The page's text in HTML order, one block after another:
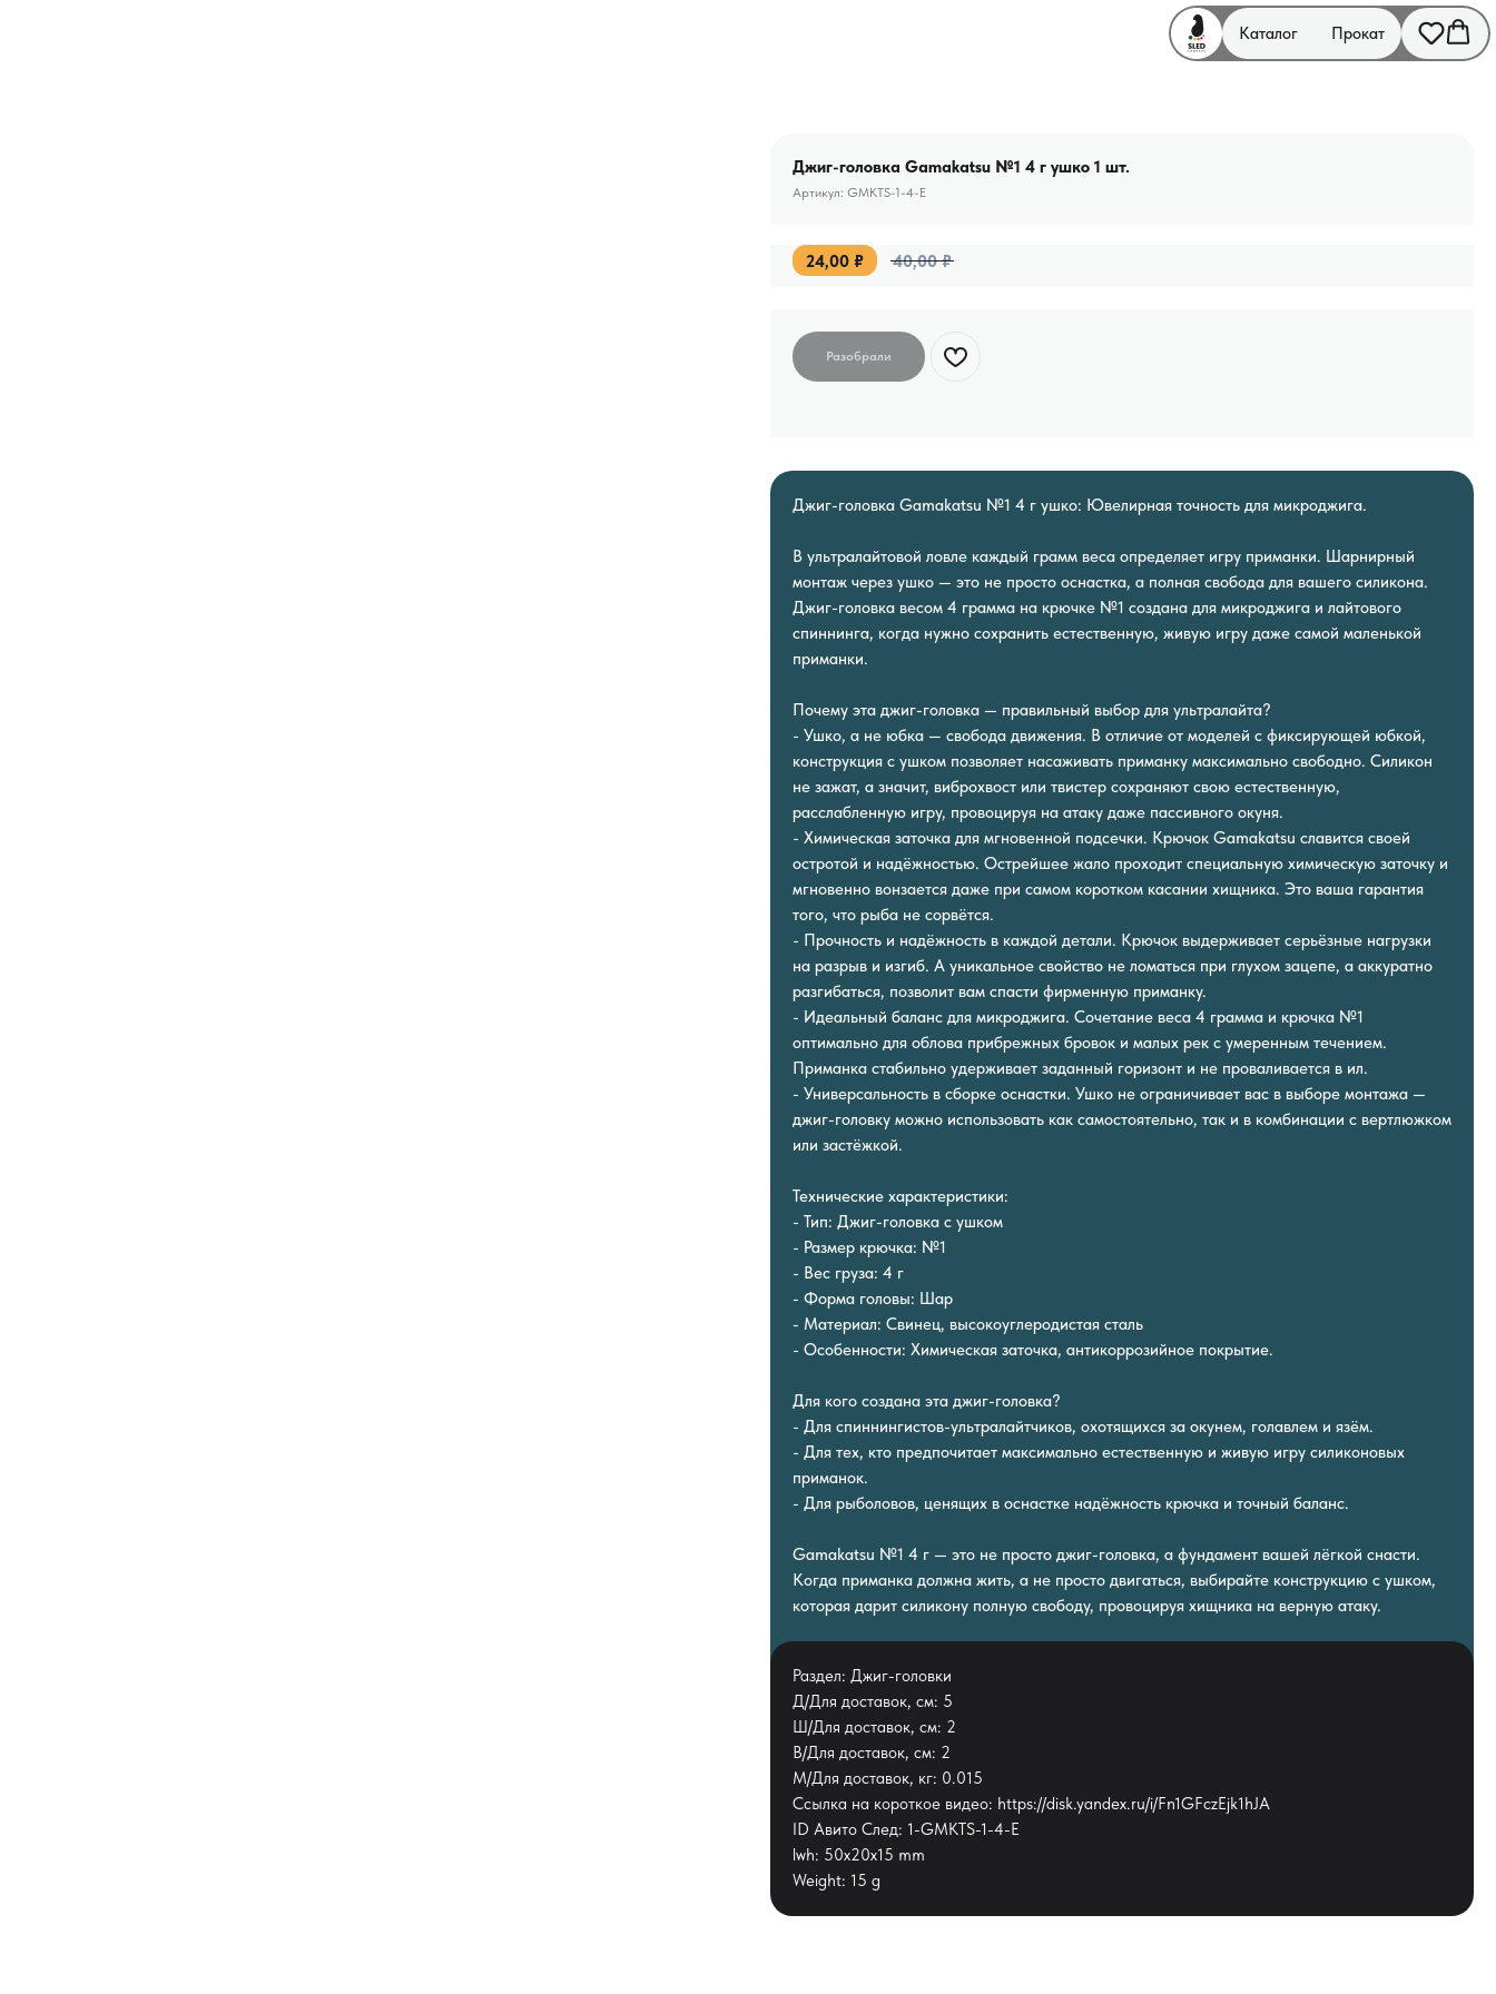
Каталог Прокат
Джиг-головка Gamakatsu №1 4 г ушко 1 шт.
Артикул: GMKTS-1-4-E
24,00 ₽ 40,00 ₽
Джиг-головка Gamakatsu №1 4 г ушко: Ювелирная точность для микроджига.
В ультралайтовой ловле каждый грамм веса определяет игру приманки. Шарнирный
монтаж через ушко — это не просто оснастка, а полная свобода для вашего силикона.
Джиг-головка весом 4 грамма на крючке №1 создана для микроджига и лайтового
спиннинга, когда нужно сохранить естественную, живую игру даже самой маленькой
приманки.
Почему эта джиг-головка — правильный выбор для ультралайта?
- Ушко, а не юбка — свобода движения. В отличие от моделей с фиксирующей юбкой,
конструкция с ушком позволяет насаживать приманку максимально свободно. Силикон
не зажат, а значит, виброхвост или твистер сохраняют свою естественную,
расслабленную игру, провоцируя на атаку даже пассивного окуня.
- Химическая заточка для мгновенной подсечки. Крючок Gamakatsu славится своей
остротой и надёжностью. Острейшее жало проходит специальную химическую заточку и
мгновенно вонзается даже при самом коротком касании хищника. Это ваша гарантия
того, что рыба не сорвётся.
- Прочность и надёжность в каждой детали. Крючок выдерживает серьёзные нагрузки
на разрыв и изгиб. А уникальное свойство не ломаться при глухом зацепе, а аккуратно
разгибаться, позволит вам спасти фирменную приманку.
- Идеальный баланс для микроджига. Сочетание веса 4 грамма и крючка №1
оптимально для облова прибрежных бровок и малых рек с умеренным течением.
Приманка стабильно удерживает заданный горизонт и не проваливается в ил.
- Универсальность в сборке оснастки. Ушко не ограничивает вас в выборе монтажа —
джиг-головку можно использовать как самостоятельно, так и в комбинации с вертлюжком
или застёжкой.
Технические характеристики:
- Тип: Джиг-головка с ушком
- Размер крючка: №1
- Вес груза: 4 г
- Форма головы: Шар
- Материал: Свинец, высокоуглеродистая сталь
- Особенности: Химическая заточка, антикоррозийное покрытие.
Для кого создана эта джиг-головка?
- Для спиннингистов-ультралайтчиков, охотящихся за окунем, голавлем и язём.
- Для тех, кто предпочитает максимально естественную и живую игру силиконовых
приманок.
- Для рыболовов, ценящих в оснастке надёжность крючка и точный баланс.
Gamakatsu №1 4 г — это не просто джиг-головка, а фундамент вашей лёгкой снасти.
Когда приманка должна жить, а не просто двигаться, выбирайте конструкцию с ушком,
которая дарит силикону полную свободу, провоцируя хищника на верную атаку.
Раздел: Джиг-головки
Д/Для доставок, см: 5
Ш/Для доставок, см: 2
В/Для доставок, см: 2
М/Для доставок, кг: 0.015
Ссылка на короткое видео: https://disk.yandex.ru/i/Fn1GFczEjk1hJA
ID Авито След: 1-GMKTS-1-4-E
lwh: 50x20x15 mm
Weight: 15 g